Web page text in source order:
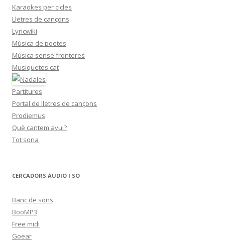
Karaokes per cicles
Lletres de cançons
Lyricwiki
Música de poetes
Música sense fronteres
Musiquetes.cat
Partitures
Portal de lletres de cançons
Prodiemus
Què cantem avui?
Tot sona
CERCADORS ÀUDIO I SO
Banc de sons
BooMP3
Free midi
Goear